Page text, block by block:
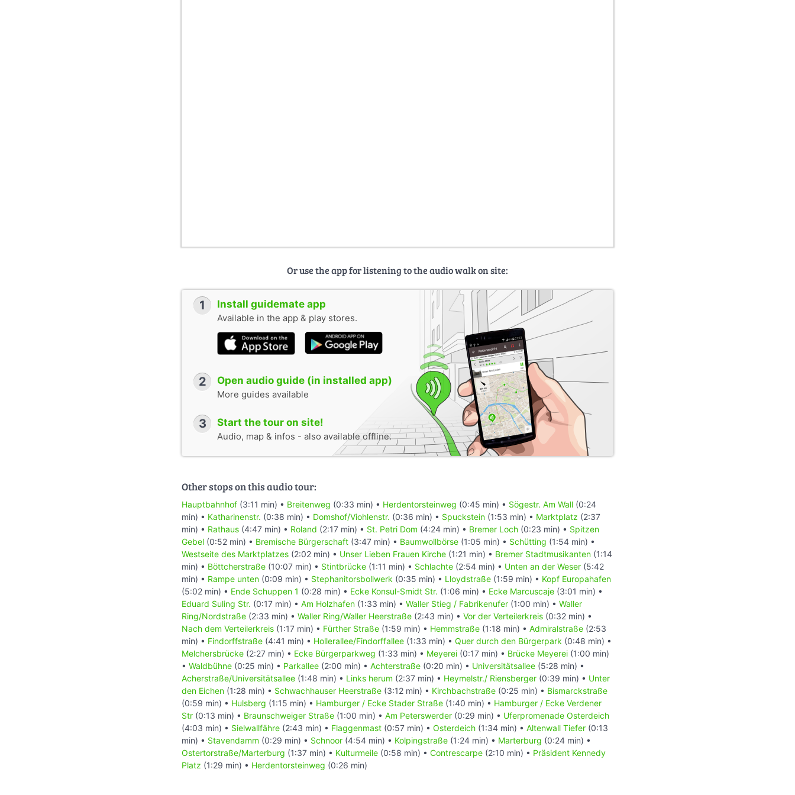
Or use the app for listening to the audio walk on site:
1 Install guidemate app
Available in the app & play stores.
2 Open audio guide (in installed app)
More guides available
3 Start the tour on site!
Audio, map & infos - also available offline.
Other stops on this audio tour:
Hauptbahnhof (3:11 min) • Breitenweg (0:33 min) • Herdentorsteinweg (0:45 min) • Sögestr. Am Wall (0:24
min) • Katharinenstr. (0:38 min) • Domshof/Viohlenstr. (0:36 min) • Spuckstein (1:53 min) • Marktplatz (2:37
min) • Rathaus (4:47 min) • Roland (2:17 min) • St. Petri Dom (4:24 min) • Bremer Loch (0:23 min) • Spitzen
Gebel (0:52 min) • Bremische Bürgerschaft (3:47 min) • Baumwollbörse (1:05 min) • Schütting (1:54 min) •
Westseite des Marktplatzes (2:02 min) • Unser Lieben Frauen Kirche (1:21 min) • Bremer Stadtmusikanten (1:14
min) • Böttcherstraße (10:07 min) • Stintbrücke (1:11 min) • Schlachte (2:54 min) • Unten an der Weser (5:42
min) • Rampe unten (0:09 min) • Stephanitorsbollwerk (0:35 min) • Lloydstraße (1:59 min) • Kopf Europahafen
(5:02 min) • Ende Schuppen 1 (0:28 min) • Ecke Konsul-Smidt Str. (1:06 min) • Ecke Marcuscaje (3:01 min) •
Eduard Suling Str. (0:17 min) • Am Holzhafen (1:33 min) • Waller Stieg / Fabrikenufer (1:00 min) • Waller
Ring/Nordstraße (2:33 min) • Waller Ring/Waller Heerstraße (2:43 min) • Vor der Verteilerkreis (0:32 min) •
Nach dem Verteilerkreis (1:17 min) • Fürther Straße (1:59 min) • Hemmstraße (1:18 min) • Admiralstraße (2:53
min) • Findorffstraße (4:41 min) • Hollerallee/Findorffallee (1:33 min) • Quer durch den Bürgerpark (0:48 min) •
Melchersbrücke (2:27 min) • Ecke Bürgerparkweg (1:33 min) • Meyerei (0:17 min) • Brücke Meyerei (1:00 min)
• Waldbühne (0:25 min) • Parkallee (2:00 min) • Achterstraße (0:20 min) • Universitätsallee (5:28 min) •
Acherstraße/Universitätsallee (1:48 min) • Links herum (2:37 min) • Heymelstr./ Riensberger (0:39 min) • Unter
den Eichen (1:28 min) • Schwachhauser Heerstraße (3:12 min) • Kirchbachstraße (0:25 min) • Bismarckstraße
(0:59 min) • Hulsberg (1:15 min) • Hamburger / Ecke Stader Straße (1:40 min) • Hamburger / Ecke Verdener
Str (0:13 min) • Braunschweiger Straße (1:00 min) • Am Peterswerder (0:29 min) • Uferpromenade Osterdeich
(4:03 min) • Sielwallfähre (2:43 min) • Flaggenmast (0:57 min) • Osterdeich (1:34 min) • Altenwall Tiefer (0:13
min) • Stavendamm (0:29 min) • Schnoor (4:54 min) • Kolpingstraße (1:24 min) • Marterburg (0:24 min) •
Ostertorstraße/Marterburg (1:37 min) • Kulturmeile (0:58 min) • Contrescarpe (2:10 min) • Präsident Kennedy
Platz (1:29 min) • Herdentorsteinweg (0:26 min)